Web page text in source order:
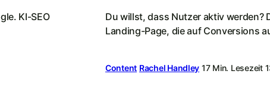
KI-SEO
Du willst, dass Nutzer aktiv werden?
Landing-Page, die auf Conversions
Content Rachel Handley 17 Min. Lesezeit